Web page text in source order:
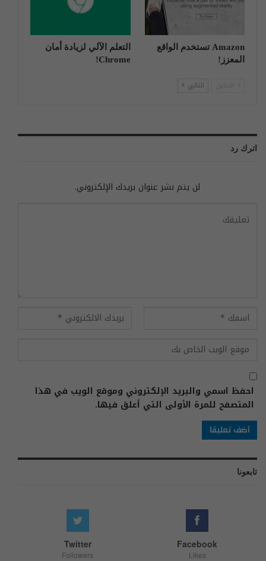
Amazon تستخدم الواقع
المعزز!
التعلم الآلي لزيادة أمان
Chrome!
التالي
اترك رد
لن يتم نشر عنوان بريدك الإلكتروني.
احفظ اسمي والبريد الإلكتروني وموقع الويب في هذا
المتصفح للمرة الأولى التي أعلق فيها.
تابعونا
Facebook
Likes
Twitter
Followers